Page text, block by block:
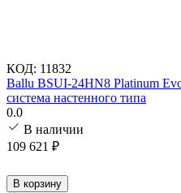
КОД: 11832
Ballu BSUI-24HN8 Platinum
система настенного типа
0.0
В наличии
109 621 ₽
В корзину